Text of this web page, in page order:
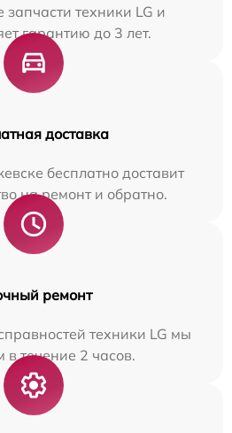
техники LG и
гарантию до 3 лет.
доставка
бесплатно доставит
на ремонт и обратно.
ремонт
техники LG мы
в течение 2 часов.